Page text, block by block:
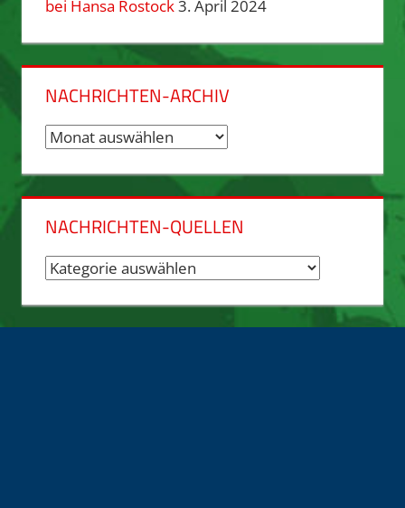
bei Hansa Rostock3. April 2024
NACHRICHTEN-ARCHIV
Nachrichten-
NACHRICHTEN-QUELLEN
Nachrichten-